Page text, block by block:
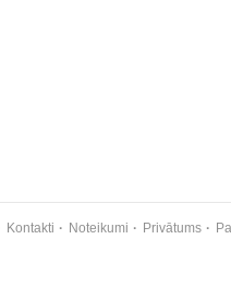
Kontakti Noteikumi Privātums